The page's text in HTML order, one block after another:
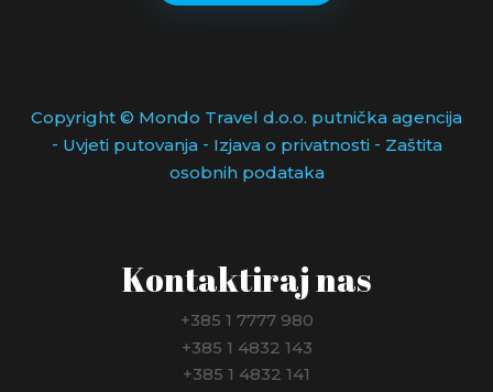
Copyright © Mondo Travel d.o.o. putnička agencija
- Uvjeti putovanja- Izjava o privatnosti- Zaštita
osobnih podataka
Kontaktiraj nas
+385 1 7777 980
+385 1 4832 143
+385 1 4832 141